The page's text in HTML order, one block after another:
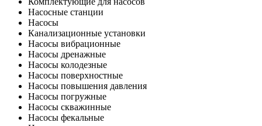
Насосные станции
Насосы
Канализационные установки
Насосы вибрационные
Насосы дренажные
Насосы колодезные
Насосы поверхностные
Насосы повышения давления
Насосы погружные
Насосы скважинные
Насосы фекальные